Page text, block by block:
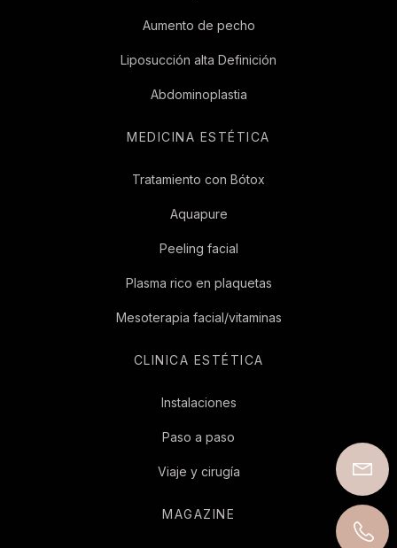
Aumento de pecho
Liposucción alta Definición
Abdominoplastia
MEDICINA ESTÉTICA
Tratamiento con Bótox
Aquapure
Peeling facial
Plasma rico en plaquetas
Mesoterapia facial/vitaminas
CLINICA ESTÉTICA
Instalaciones
Paso a paso
Viaje y cirugía
MAGAZINE